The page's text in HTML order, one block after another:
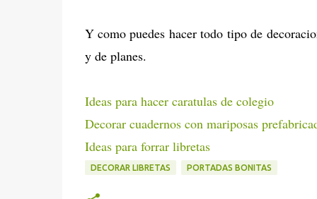
Y como puedes hacer todo tipo de
y de planes.
Ideas para hacer caratulas de colegio
Decorar cuadernos con mariposas
Ideas para forrar libretas
DECORAR LIBRETAS PORTADAS BONITAS